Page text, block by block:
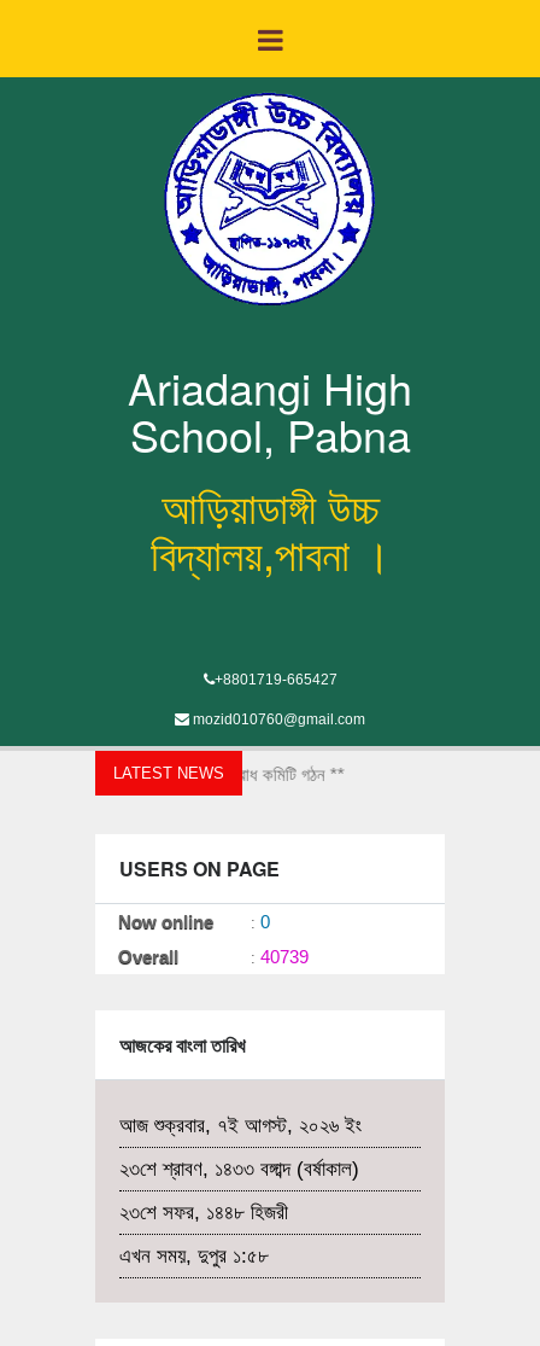
Ariadangi High
School, Pabna
আড়িয়াডাঙ্গী উচ্চ
বিদ্যালয়,পাবনা ।
+8801719-665427
mozid010760@gmail.com
LATEST NEWS
শিক্ষা প্রতিষ্ঠানে যৌন হয়রানি প্রতিরোধ কমিটি গঠন **
USERS ON PAGE
Now online : 0
Overall
: 40739
আজকের বাংলা তারিখ
আজ শুক্রবার, ৭ই আগস্ট, ২০২৬ ইং
২৩শে শ্রাবণ, ১৪৩৩ বঙ্গাব্দ (বর্ষাকাল)
২৩শে সফর, ১৪৪৮ হিজরী
এখন সময়, দুপুর ১:৫৮